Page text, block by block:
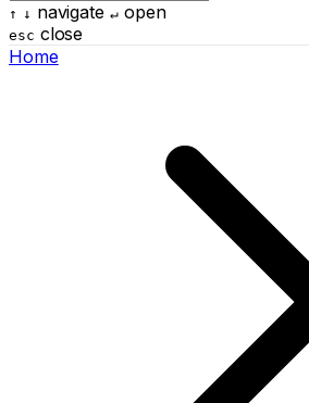
↑ ↓ navigate ↵open
esc close
Home